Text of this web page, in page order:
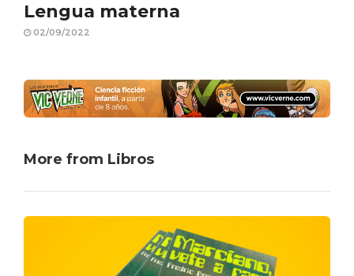
Lengua materna
02/09/2022
More from Libros